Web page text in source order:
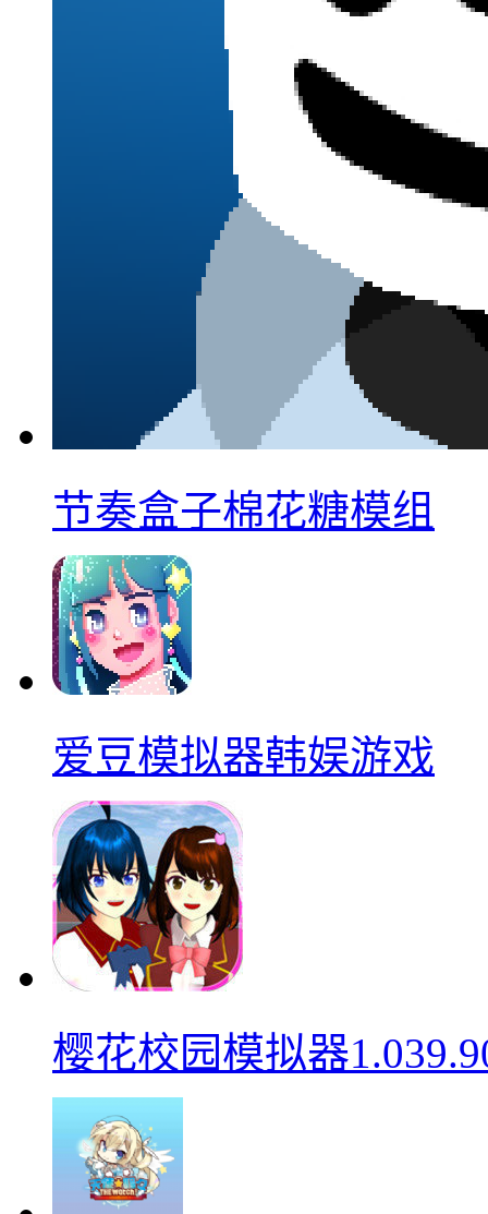
节奏盒子棉花糖模组
爱豆模拟器韩娱游戏
樱花校园模拟器